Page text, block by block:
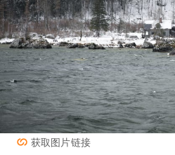
获取图片链接